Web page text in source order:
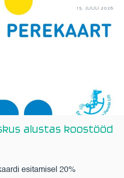
15. JUULI 2026
alustas koostööd
esitamisel 20%